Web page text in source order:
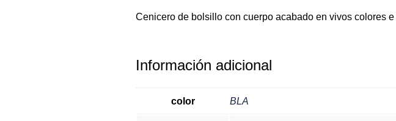
Cenicero de bolsillo con cuerpo acabado en vivos colores
Información adicional
color BLA